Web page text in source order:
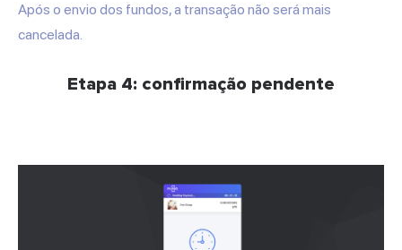
Após o envio dos fundos, a transação não será mais
cancelada.
Etapa 4: confirmação pendente